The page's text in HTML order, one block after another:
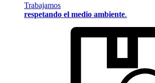
Trabajamos
respetando el medio ambiente.